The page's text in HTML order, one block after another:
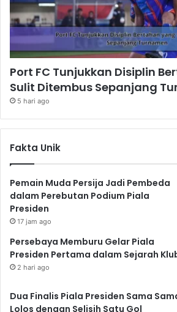
Port FC Tunjukkan Disiplin
Sulit Ditembus Sepanjang
5 hari ago
Fakta Unik
Pemain Muda Persija Jadi Pembeda
dalam Perebutan Podium Piala
Presiden
17 jam ago
Persebaya Memburu Gelar Piala
Presiden Pertama dalam Sejarah
2 hari ago
Dua Finalis Piala Presiden Sama
Lolos dengan Selisih Satu Gol